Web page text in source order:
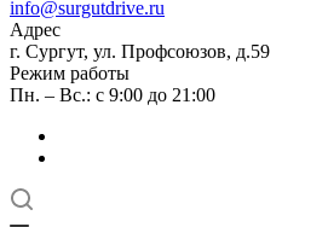
info@surgutdrive.ru
Адрес
г. Сургут, ул. Профсоюзов, д.59
Режим работы
Пн. – Вс.: с 9:00 до 21:00